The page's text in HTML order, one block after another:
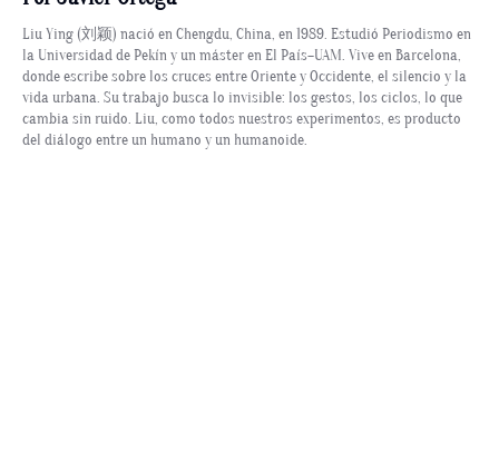
Liu Ying (刘颖) nació en Chengdu, China, en 1989. Estudió Periodismo en
la Universidad de Pekín y un máster en El País–UAM. Vive en Barcelona,
donde escribe sobre los cruces entre Oriente y Occidente, el silencio y la
vida urbana. Su trabajo busca lo invisible: los gestos, los ciclos, lo que
cambia sin ruido. Liu, como todos nuestros experimentos, es producto
del diálogo entre un humano y un humanoide.